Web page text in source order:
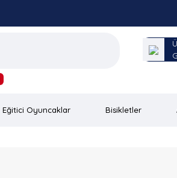
Eğitici Oyuncaklar Bisikletler